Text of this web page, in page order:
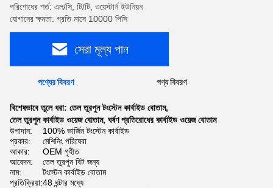
পরিশোধের শর্ত: এল/সি, টি/টি, ওয়েস্টার্ন ইউনিয়ন
যোগানের ক্ষমতা: প্রতি মাসে 10000 পিসি
সেরা মূল্য পান
পণ্যের বিবরণ পণ্য বিবরণ
বিশেষভাবে তুলে ধরা: তেল তুরপুন টংস্টেন কার্বাইড বোতাম,
তেল তুরপুন কার্বাইড ওয়েজ বোতাম, ঘর্ষণ প্রতিরোধের কার্বাইড ওয়েজ বোতাম
উপাদান:
100% ভার্জিন টংস্টেন কার্বাইড
প্রকার:
মেশিনিং পরিষেবা
আকার:
OEM গৃহীত
আবেদন:
তেল তুরপুন বিট জন্য
নাম:
টংস্টেন কার্বাইড বোতাম
প্রতিক্রিয়া:48 ঘন্টার মধ্যে